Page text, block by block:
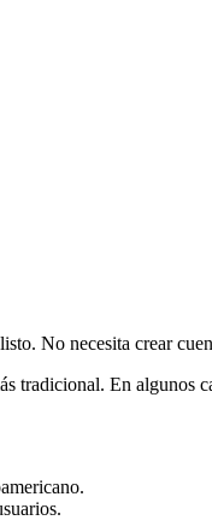
No necesita crear
tradicional. En algunos